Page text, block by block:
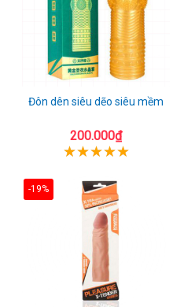
Đôn dên siêu dẽo siêu mềm
200.000₫
-19%